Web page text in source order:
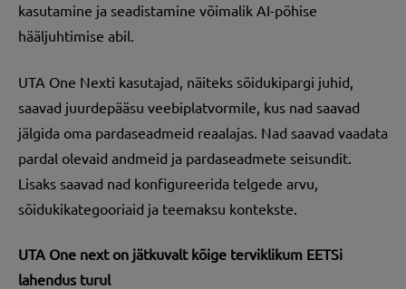
kasutamine ja seadistamine võimalik AI-põhise
hääljuhtimise abil.
UTA One Nexti kasutajad, näiteks sõidukipargi juhid,
saavad juurdepääsu veebiplatvormile, kus nad saavad
jälgida oma pardaseadmeid reaalajas. Nad saavad vaadata
pardal olevaid andmeid ja pardaseadmete seisundit.
Lisaks saavad nad konfigureerida telgede arvu,
sõidukikategooriaid ja teemaksu kontekste.
UTA One next on jätkuvalt kõige terviklikum EETSi
lahendus turul